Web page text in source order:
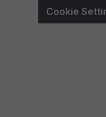
Cookie